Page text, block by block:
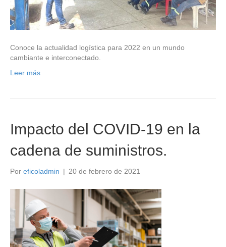
Conoce la actualidad logística para 2022 en un mundo
cambiante e interconectado.
Leer más
Impacto del COVID-19 en la
cadena de suministros.
Por eficoladmin | 20 de febrero de 2021